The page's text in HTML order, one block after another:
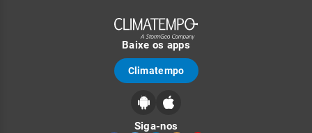
Baixe os apps
Climatempo
Siga-nos